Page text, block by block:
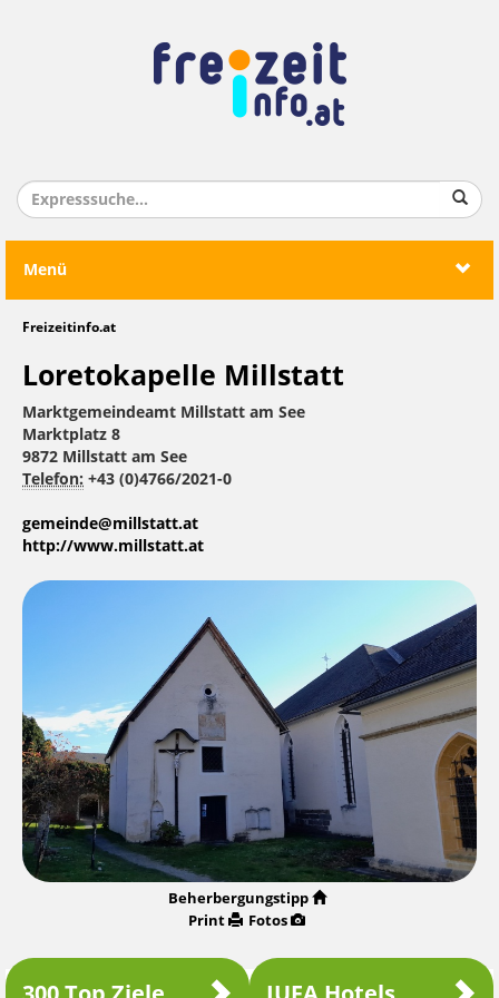
Menü
Freizeitinfo.at
Loretokapelle Millstatt
Marktgemeindeamt Millstatt am See
Marktplatz 8
9872 Millstatt am See
Telefon: +43 (0)4766/2021-0
gemeinde@millstatt.at
http://www.millstatt.at
Beherbergungstipp
Print
Fotos